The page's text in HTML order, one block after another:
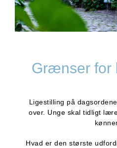
Grænser for
Ligestilling på
over. Unge skal tidligt
Hvad er den største